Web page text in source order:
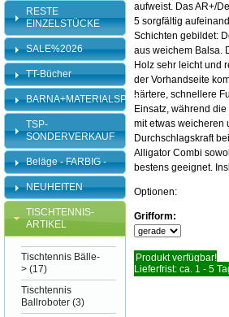
aufweist. Das AR+/
5 sorgfältig
Schichten gebildet:
aus weichem Balsa.
Holz sehr leicht und
der Vorhandseite
härtere, schnellere
Einsatz, während
mit etwas weicheren
Durchschlagskraft
Alligator Combi
bestens geeignet.
Optionen:
Grifform:
Produkt verfügbar!
Lieferfrist: ca. 1 - 5
RESTE
EINZELSTÜCKE
SALE%2026
TT-Bücher
BARNA+MATERIALSPEZI
TSP-
SONDERVERKAUF
Beläge - FARBIG -
NEUHEITEN
TISCHTENNIS-
ARTIKEL
Tischtennis Bälle-
> (17)
Tischtennis
Ballroboter (3)